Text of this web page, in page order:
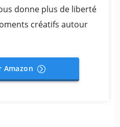
donne plus de liberté
créatifs autour
Amazon